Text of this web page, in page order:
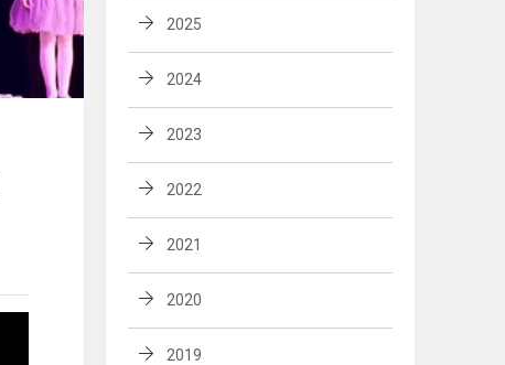
2025
2024
2023
2022
2021
2020
2019